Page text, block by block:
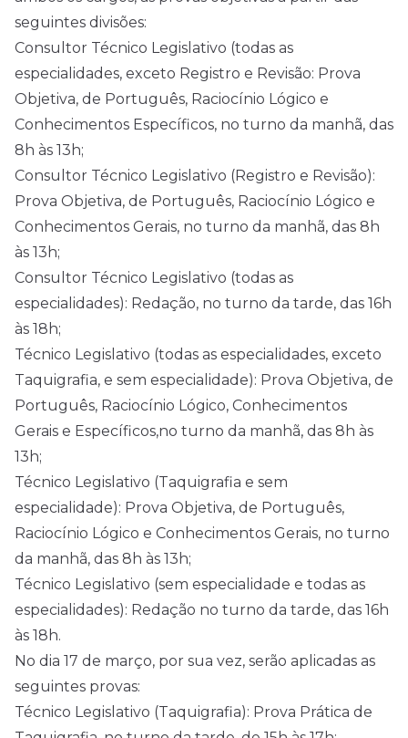
seguintes divisões:
Consultor Técnico Legislativo (todas as
especialidades, exceto Registro e Revisão: Prova
Objetiva, de Português, Raciocínio Lógico e
Conhecimentos Específicos, no turno da manhã, das
8h às 13h;
Consultor Técnico Legislativo (Registro e Revisão):
Prova Objetiva, de Português, Raciocínio Lógico e
Conhecimentos Gerais, no turno da manhã, das 8h
às 13h;
Consultor Técnico Legislativo (todas as
especialidades): Redação, no turno da tarde, das 16h
às 18h;
Técnico Legislativo (todas as especialidades, exceto
Taquigrafia, e sem especialidade): Prova Objetiva, de
Português, Raciocínio Lógico, Conhecimentos
Gerais e Específicos,no turno da manhã, das 8h às
13h;
Técnico Legislativo (Taquigrafia e sem
especialidade): Prova Objetiva, de Português,
Raciocínio Lógico e Conhecimentos Gerais, no turno
da manhã, das 8h às 13h;
Técnico Legislativo (sem especialidade e todas as
especialidades): Redação no turno da tarde, das 16h
às 18h.
No dia 17 de março, por sua vez, serão aplicadas as
seguintes provas:
Técnico Legislativo (Taquigrafia): Prova Prática de